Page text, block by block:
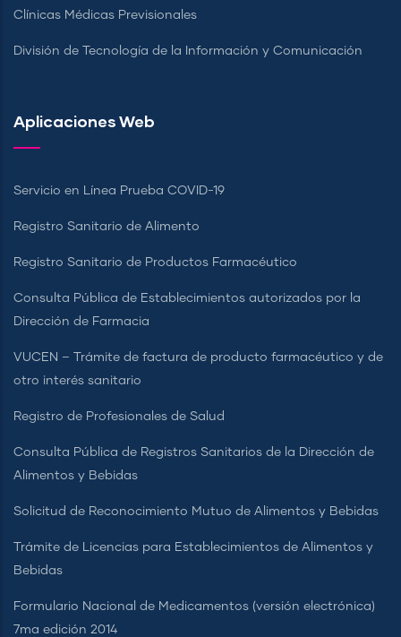
Clínicas Médicas Previsionales
División de Tecnología de la Información y Comunicación
Aplicaciones Web
Servicio en Línea Prueba COVID-19
Registro Sanitario de Alimento
Registro Sanitario de Productos Farmacéutico
Consulta Pública de Establecimientos autorizados por la
Dirección de Farmacia
VUCEN – Trámite de factura de producto farmacéutico y de
otro interés sanitario
Registro de Profesionales de Salud
Consulta Pública de Registros Sanitarios de la Dirección de
Alimentos y Bebidas
Solicitud de Reconocimiento Mutuo de Alimentos y Bebidas
Trámite de Licencias para Establecimientos de Alimentos y
Bebidas
Formulario Nacional de Medicamentos (versión electrónica)
7ma edición 2014